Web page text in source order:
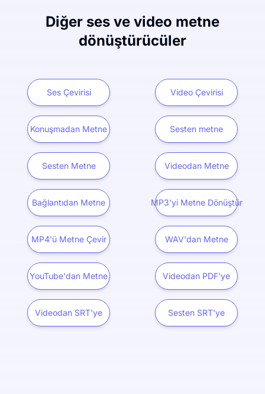
Diğer ses ve video metne
dönüştürücüler
Ses Çevirisi Video Çevirisi
Konuşmadan Metne Sesten metne
Sesten Metne Videodan Metne
Bağlantıdan Metne MP3'yi Metne Dönüştür
MP4'ü Metne Çevir WAV'dan Metne
YouTube'dan Metne Videodan PDF'ye
Videodan SRT'ye Sesten SRT'ye